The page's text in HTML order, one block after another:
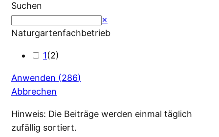
Suchen
Suchen
×
Naturgartenfachbetrieb
1(2)
Anwenden (286)
Abbrechen
Hinweis: Die Beiträge werden einmal täglich
zufällig sortiert.